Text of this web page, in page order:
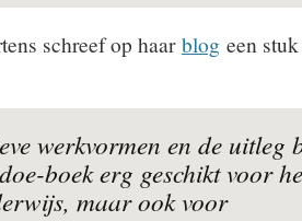
schreef op haarblog een
werkvormen en de uitleg
boek erg geschikt voor
maar ook voor